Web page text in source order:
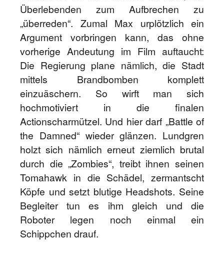
Überlebenden zum Aufbrechen zu
„überreden“. Zumal Max urplötzlich ein
Argument vorbringen kann, das ohne
vorherige Andeutung im Film auftaucht:
Die Regierung plane nämlich, die Stadt
mittels Brandbomben komplett
einzuäschern. So wirft man sich
hochmotiviert in die finalen
Actionscharmützel. Und hier darf „Battle of
the Damned“ wieder glänzen. Lundgren
holzt sich nämlich erneut ziemlich brutal
durch die „Zombies“, treibt ihnen seinen
Tomahawk in die Schädel, zermantscht
Köpfe und setzt blutige Headshots. Seine
Begleiter tun es ihm gleich und die
Roboter legen noch einmal ein
Schippchen drauf.